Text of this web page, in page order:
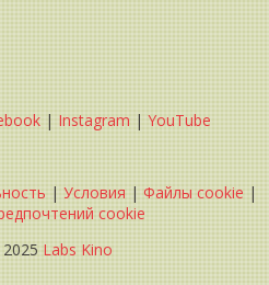
| Instagram | YouTube
| Условия | Файлы cookie |
cookie
Labs Kino